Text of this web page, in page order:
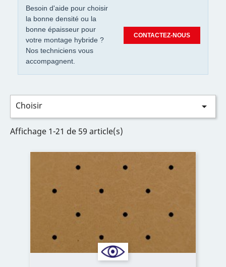
Besoin d'aide pour choisir
la bonne densité ou la
bonne épaisseur pour
votre montage hybride ?
Nos techniciens vous
accompagnent.
CONTACTEZ-NOUS
Choisir 
Affichage 1-21 de 59 article(s)